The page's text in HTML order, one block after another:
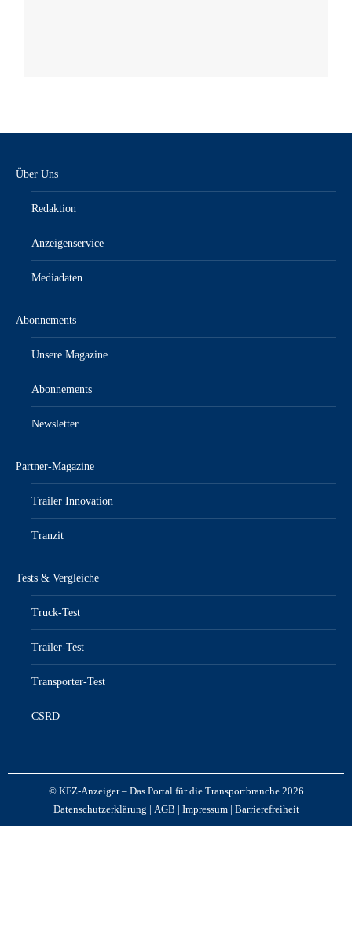
Über Uns
Redaktion
Anzeigenservice
Mediadaten
Abonnements
Unsere Magazine
Abonnements
Newsletter
Partner-Magazine
Trailer Innovation
Tranzit
Tests & Vergleiche
Truck-Test
Trailer-Test
Transporter-Test
CSRD
© KFZ-Anzeiger – Das Portal für die Transportbranche 2026
Datenschutzerklärung | AGB | Impressum| Barrierefreiheit